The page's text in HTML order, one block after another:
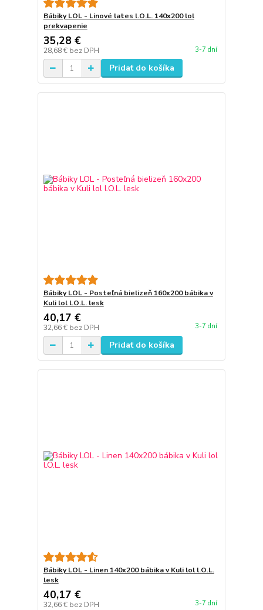
Bábiky LOL - Linové lates l.O.L. 140x200 lol
prekvapenie
35,28 €
28,68 € bez DPH 3-7 dní
Pridať do košíka
Bábiky LOL - Posteľná bielizeň 160x200 bábika v
Kuli lol l.O.L. lesk
40,17 €
32,66 € bez DPH 3-7 dní
Pridať do košíka
Bábiky LOL - Linen 140x200 bábika v Kuli lol l.O.L.
lesk
40,17 €
32,66 € bez DPH 3-7 dní